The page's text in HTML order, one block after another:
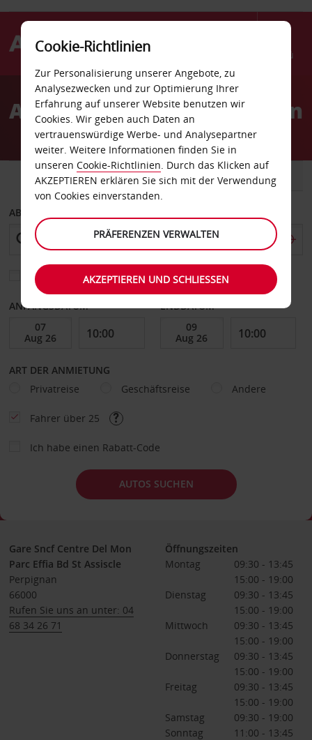
Menü
AvisAutovermietung Perpignan
FAHRZEUG TRANSPORTER
ABHOLEN VON
Eine andere Rückgabestation auswählen
ANFANGSDATUM ENDDATUM
ART DER ANMIETUNG
Privatreise
Geschäftsreise Andere
Fahrer über 25
Ich habe einen Rabatt-Code
AUTOS SUCHEN
Gare Sncf Centre Del Mon
Parc Effia Bd St Assiscle
Perpignan
66000
Rufen Sie uns an unter: 04
68 34 26 71
Öffnungszeiten
Montag
09:30 - 13:45
15:00 - 19:00
Dienstag
09:30 - 13:45
15:00 - 19:00
Mittwoch
09:30 - 13:45
15:00 - 19:00
Donnerstag
09:30 - 13:45
15:00 - 19:00
Freitag
09:30 - 13:45
15:00 - 19:00
Samstag
09:30 - 19:00
Sonntag
11:00 - 13:45
Cookie-Richtlinien
Zur Personalisierung unserer Angebote, zu
Analysezwecken und zur Optimierung Ihrer
Erfahrung auf unserer Website benutzen wir
Cookies. Wir geben auch Daten an
vertrauenswürdige Werbe- und Analysepartner
weiter. Weitere Informationen finden Sie in
unseren Cookie-Richtlinien. Durch das Klicken auf
AKZEPTIEREN erklären Sie sich mit der Verwendung
von Cookies einverstanden.
PRÄFERENZEN VERWALTEN
AKZEPTIEREN UND SCHLIESSEN